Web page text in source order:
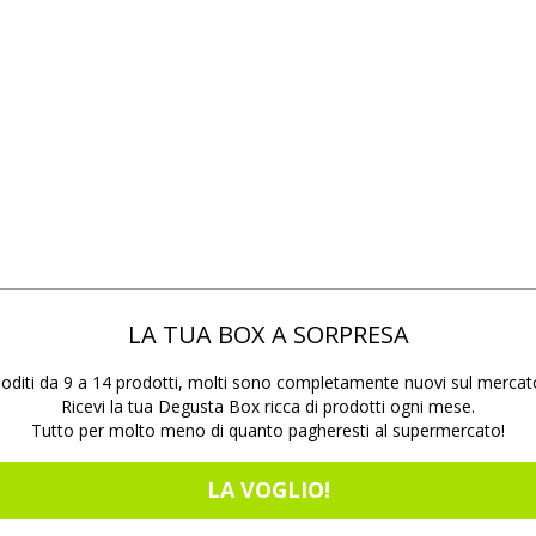
LA TUA BOX A SORPRESA
da 9 a 14 prodotti, molti sono completamente nuovi sul
Ricevi la tua Degusta Box ricca di prodotti ogni mese.
Tutto per molto meno di quanto pagheresti al supermercato!
LA VOGLIO!